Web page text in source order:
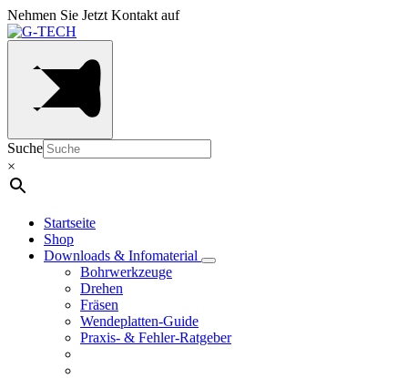
Nehmen Sie Jetzt Kontakt auf
Suche
×
Startseite
Shop
Downloads & Infomaterial
Bohrwerkzeuge
Drehen
Fräsen
Wendeplatten-Guide
Praxis- & Fehler-Ratgeber